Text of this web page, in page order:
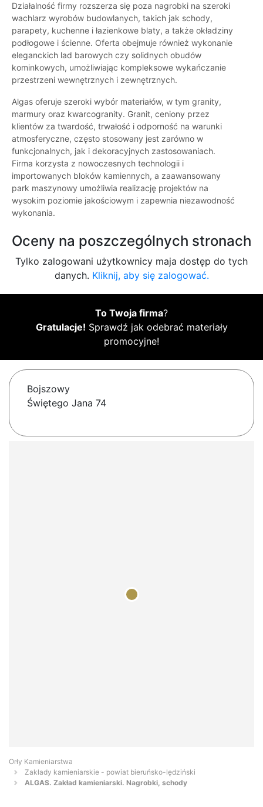
Działalność firmy rozszerza się poza nagrobki na szeroki
wachlarz wyrobów budowlanych, takich jak schody,
parapety, kuchenne i łazienkowe blaty, a także okładziny
podłogowe i ścienne. Oferta obejmuje również wykonanie
eleganckich lad barowych czy solidnych obudów
kominkowych, umożliwiając kompleksowe wykańczanie
przestrzeni wewnętrznych i zewnętrznych.
Algas oferuje szeroki wybór materiałów, w tym granity,
marmury oraz kwarcogranity. Granit, ceniony przez
klientów za twardość, trwałość i odporność na warunki
atmosferyczne, często stosowany jest zarówno w
funkcjonalnych, jak i dekoracyjnych zastosowaniach.
Firma korzysta z nowoczesnych technologii i
importowanych bloków kamiennych, a zaawansowany
park maszynowy umożliwia realizację projektów na
wysokim poziomie jakościowym i zapewnia niezawodność
wykonania.
Oceny na poszczególnych stronach
Tylko zalogowani użytkownicy maja dostęp do tych
danych. Kliknij, aby się zalogować.
To Twoja firma?
Gratulacje! Sprawdź jak odebrać materiały
promocyjne!
Bojszowy
Świętego Jana 74
Orły Kamieniarstwa
Zakłady kamieniarskie - powiat bieruńsko-lędziński
ALGAS. Zakład kamieniarski. Nagrobki, schody